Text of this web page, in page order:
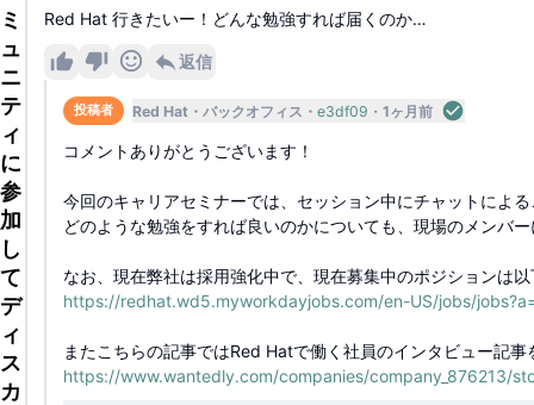
ミ
ュ
ニ
テ
ィ
に
参
加
し
て
デ
ィ
ス
カ
Red Hat 行きたいー！どんな勉強すれば届くのか…
返信
投稿者 Red Hat バックオフィス e3df09 1ヶ月前
コメントありがとうございます！
今回のキャリアセミナーでは、セッション中にチャットによ
どのような勉強をすれば良いのかについても、現場のメンバ
なお、現在弊社は採用強化中で、現在募集中のポジションは
https://redhat.wd5.myworkdayjobs.com/en-US/jobs/
またこちらの記事ではRed Hatで働く社員のインタビュー記
https://www.wantedly.com/companies/company_876213/